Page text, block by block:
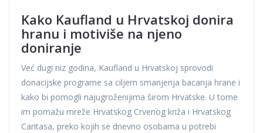
Kako Kaufland u Hrvatskoj donira
hranu i motiviše na njeno
doniranje
Već dugi niz godina, Kaufland u Hrvatskoj sprovodi
donacijske programe sa ciljem smanjenja bacanja hrane i
kako bi pomogli najugroženijima širom Hrvatske. U tome
im pomažu mreže Hrvatskog Crvenog križa i Hrvatskog
Caritasa, preko kojih se dnevno osobama u potrebi